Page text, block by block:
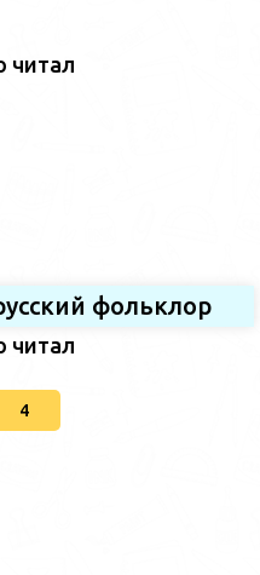
читал
фольклор
читал
4